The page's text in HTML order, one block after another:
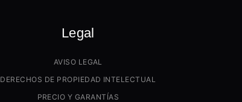
Legal
AVISO LEGAL
DERECHOS DE PROPIEDAD INTELECTUAL
PRECIO Y GARANTÍAS